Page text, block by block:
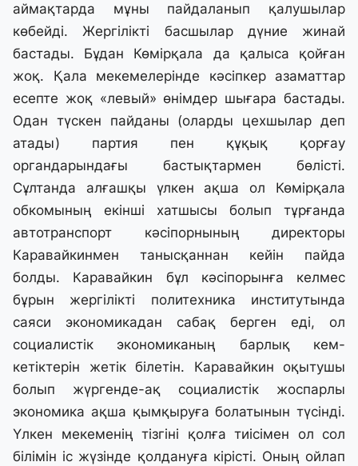
аймақтарда мұны пайдаланып қалушылар
көбейді. Жергілікті басшылар дүние жинай
бастады. Бұдан Көмірқала да қалыса қойған
жоқ. Қала мекемелерінде кәсіпкер азаматтар
есепте жоқ «левый» өнімдер шығара бастады.
Одан түскен пайданы (оларды цехшылар деп
атады) партия пен құқық қорғау
органдарындағы бастықтармен бөлісті.
Сұлтанда алғашқы үлкен ақша ол Көмірқала
обкомының екінші хатшысы болып тұрғанда
автотранспорт кәсіпорнының директоры
Каравайкинмен танысқаннан кейін пайда
болды. Каравайкин бұл кәсіпорынға келмес
бұрын жергілікті политехника институтында
саяси экономикадан сабақ берген еді, ол
социалистік экономиканың барлық кем-
кетіктерін жетік білетін. Каравайкин оқытушы
болып жүргенде-ақ социалистік жоспарлы
экономика ақша қымқыруға болатынын түсінді.
Үлкен мекеменің тізгіні қолға тиісімен ол сол
білімін іс жүзінде қолдануға кірісті. Оның ойлап